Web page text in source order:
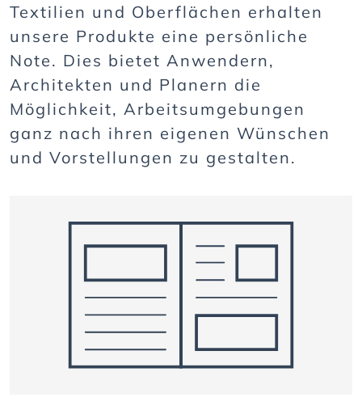
Textilien und Oberflächen erhalten
unsere Produkte eine persönliche
Note. Dies bietet Anwendern,
Architekten und Planern die
Möglichkeit, Arbeitsumgebungen
ganz nach ihren eigenen Wünschen
und Vorstellungen zu gestalten.